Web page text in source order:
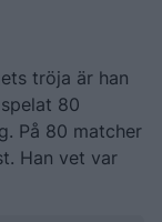
tröja är han
80
På 80 matcher
Han vet var